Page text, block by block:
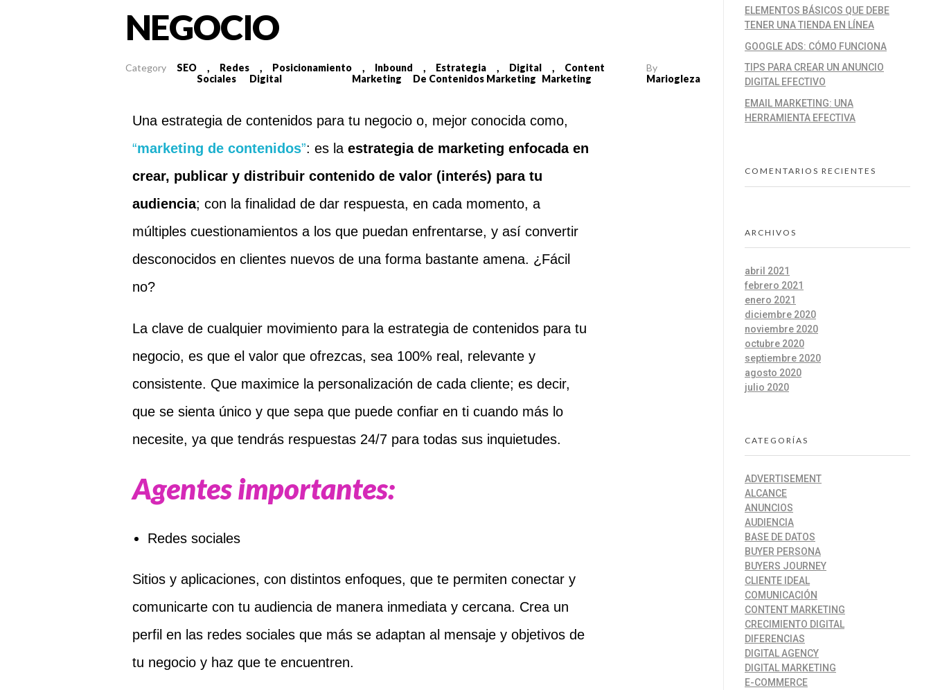
NEGOCIO
By
Mariogleza
Content
Marketing
Digital
Marketing
Estrategia
De Contenidos
Inbound
Marketing
Posicionamiento
Digital
Redes
Sociales
SEO
Una estrategia de contenidos para tu negocio o, mejor conocida como,
“marketing de contenidos”: es la estrategia de marketing enfocada en
crear, publicar y distribuir contenido de valor (interés) para tu
audiencia; con la finalidad de dar respuesta, en cada momento, a
múltiples cuestionamientos a los que puedan enfrentarse, y así convertir
desconocidos en clientes nuevos de una forma bastante amena. ¿Fácil
no?
La clave de cualquier movimiento para la estrategia de contenidos para tu
negocio, es que el valor que ofrezcas, sea 100% real, relevante y
consistente. Que maximice la personalización de cada cliente; es decir,
que se sienta único y que sepa que puede confiar en ti cuando más lo
necesite, ya que tendrás respuestas 24/7 para todas sus inquietudes.
Agentes importantes:
Redes sociales
Sitios y aplicaciones, con distintos enfoques, que te permiten conectar y
comunicarte con tu audiencia de manera inmediata y cercana. Crea un
perfil en las redes sociales que más se adaptan al mensaje y objetivos de
tu negocio y haz que te encuentren.
ELEMENTOS BÁSICOS QUE DEBE
TENER UNA TIENDA EN LÍNEA
GOOGLE ADS: CÓMO FUNCIONA
TIPS PARA CREAR UN ANUNCIO
DIGITAL EFECTIVO
EMAIL MARKETING: UNA
HERRAMIENTA EFECTIVA
COMENTARIOS RECIENTES
ARCHIVOS
abril 2021
febrero 2021
enero 2021
diciembre 2020
noviembre 2020
octubre 2020
septiembre 2020
agosto 2020
julio 2020
CATEGORÍAS
ADVERTISEMENT
ALCANCE
ANUNCIOS
AUDIENCIA
BASE DE DATOS
BUYER PERSONA
BUYERS JOURNEY
CLIENTE IDEAL
COMUNICACIÓN
CONTENT MARKETING
CRECIMIENTO DIGITAL
DIFERENCIAS
DIGITAL AGENCY
DIGITAL MARKETING
E-COMMERCE